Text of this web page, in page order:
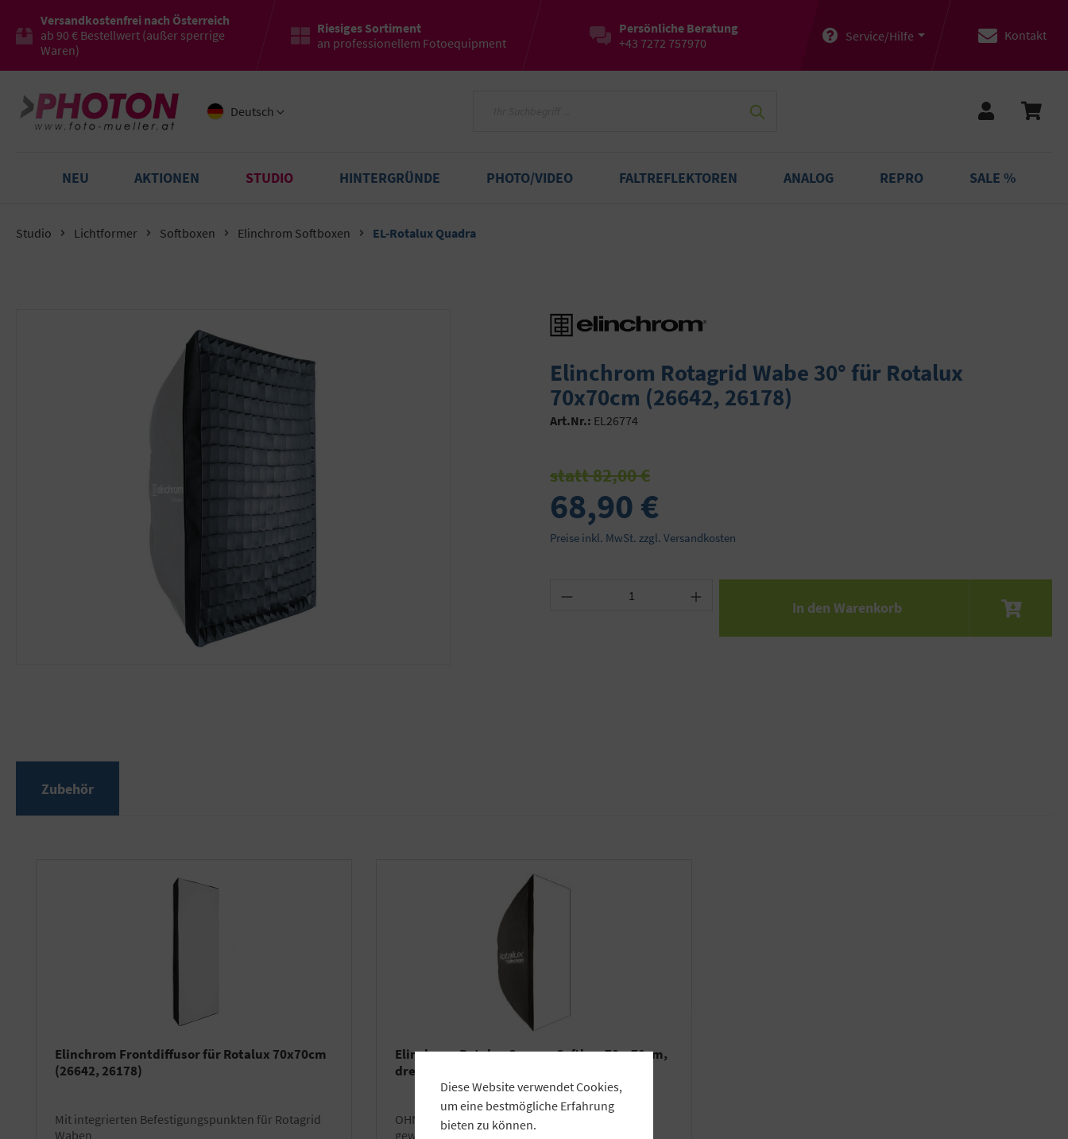
Versandkostenfrei nach Österreich
ab 90 € Bestellwert (außer sperrige
Waren)
Riesiges Sortiment
an professionellem Fotoequipment
Persönliche Beratung
+43 7272 757970
Service/Hilfe Kontakt
Deutsch
NEU AKTIONEN STUDIO HINTERGRÜNDE PHOTO/VIDEO FALTREFLEKTOREN ANALOG REPRO SALE %
Studio Lichtformer Softboxen Elinchrom Softboxen EL-Rotalux Quadra
Elinchrom Rotagrid Wabe 30° für Rotalux
70x70cm (26642, 26178)
Art.Nr.: EL26774
statt 82,00 €
68,90 €
Preise inkl. MwSt. zzgl. Versandkosten
Produkt Anzahl: Gib den gewünschten Wert ein oder benutze
In den Warenkorb
Zubehör
Elinchrom Frontdiffusor für Rotalux 70x70cm
(26642, 26178)
mit integrierten Befestigungspunkten für Rotagrid
Waben
Elinchrom Rotalux Square-Softbox 70 x 70cm,
drehbar, inkl. gratis Transporttasche
OHNE Speedring – bitte wählen Sie den
gewünschten Speedring
Diese Website verwendet Cookies,
um eine bestmögliche Erfahrung
bieten zu können.